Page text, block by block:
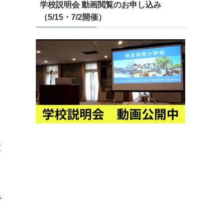
学校説明会 動画閲覧のお申し込み
（5/15・7/2開催）